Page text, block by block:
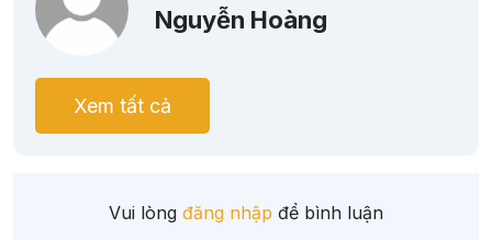
Nguyễn Hoàng
Xem tất cả
Vui lòng đăng nhập để bình luận